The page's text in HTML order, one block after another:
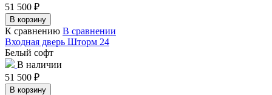
51 500 ₽
В корзину
К сравнению В сравнении
Входная дверь Шторм 24
Белый софт
В наличии
51 500 ₽
В корзину